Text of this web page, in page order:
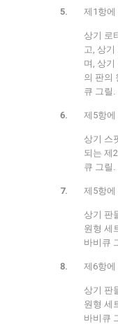
제1항에
상기 로
고, 상기
며, 상
의 판의
큐 그릴.
제5항에
상기 스
되는 제
큐 그릴.
제5항에
상기 판
원형 세
바비큐
제6항에
상기 판
원형 세
바비큐